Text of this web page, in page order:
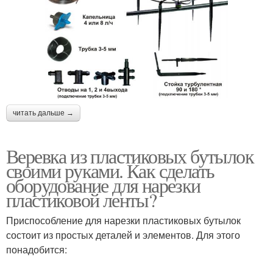
читать дальше →
Веревка из пластиковых бутылок
своими руками. Как сделать
оборудование для нарезки
пластиковой ленты?
Приспособление для нарезки пластиковых бутылок
состоит из простых деталей и элементов. Для этого
понадобится: